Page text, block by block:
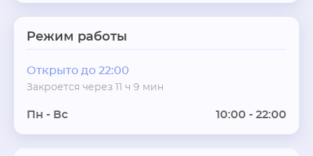
Режим работы
Открыто до 22:00
Закроется через 11 ч 9 мин
Пн - Вс 10:00 - 22:00